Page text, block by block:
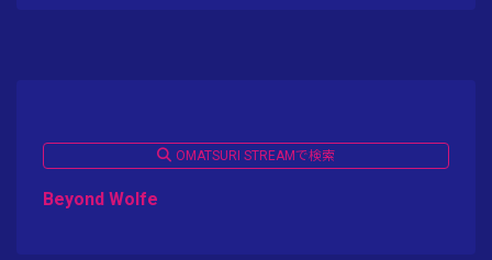
OMATSURI STREAMで検索
Beyond Wolfe